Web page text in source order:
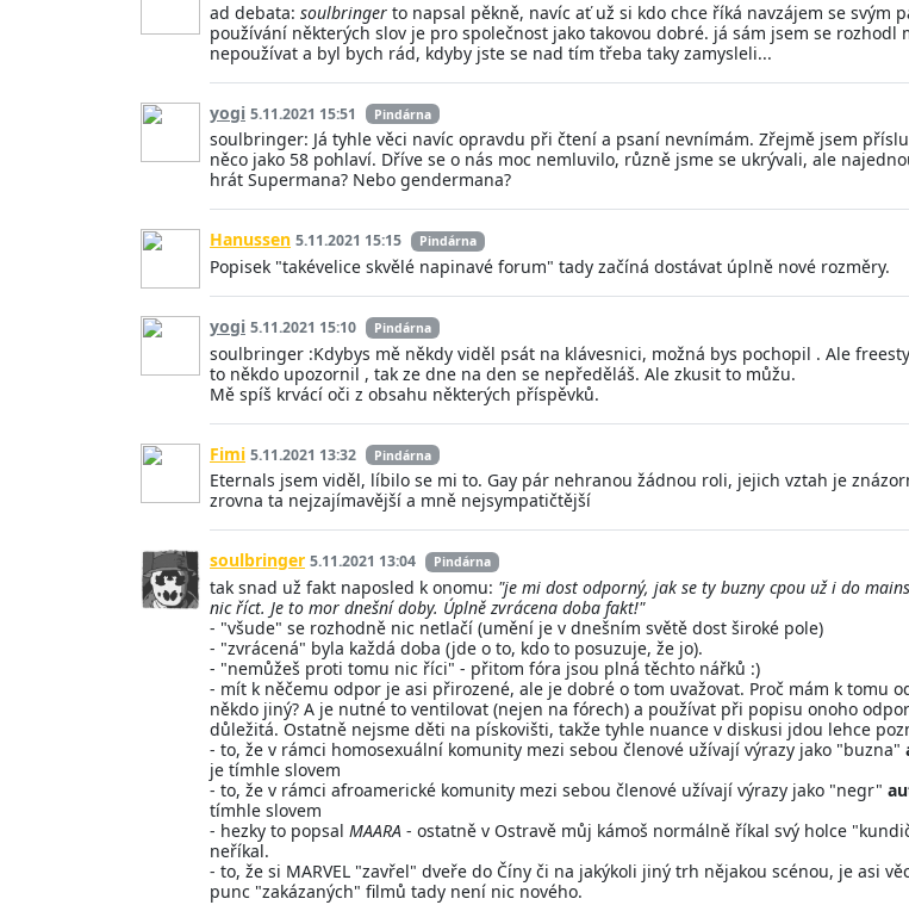
ad debata: soulbringer to napsal pěkně, navíc ať už si kdo chce říká navzájem se
používání některých slov je pro společnost jako takovou dobré. já sám jsem se
nepoužívat a byl bych rád, kdyby jste se nad tím třeba taky zamysleli...
yogi 5.11.2021 15:51 Pindárna
soulbringer: Já tyhle věci navíc opravdu při čtení a psaní nevnímám. Zřejmě jsem
něco jako 58 pohlaví. Dříve se o nás moc nemluvilo, různě jsme se ukrývali, ale
hrát Supermana? Nebo gendermana?
Hanussen 5.11.2021 15:15 Pindárna
Popisek "takévelice skvělé napinavé forum" tady začíná dostávat úplně nové rozměry.
yogi 5.11.2021 15:10 Pindárna
soulbringer :Kdybys mě někdy viděl psát na klávesnici, možná bys pochopil . Ale
to někdo upozornil , tak ze dne na den se nepředěláš. Ale zkusit to můžu.
Mě spíš krvácí oči z obsahu některých příspěvků.
Fimi 5.11.2021 13:32 Pindárna
Eternals jsem viděl, líbilo se mi to. Gay pár nehranou žádnou roli, jejich vztah je
zrovna ta nejzajímavější a mně nejsympatičtější
soulbringer 5.11.2021 13:04 Pindárna
tak snad už fakt naposled k onomu: "je mi dost odporný, jak se ty buzny cpou už i do
nic říct. Je to mor dnešní doby. Úplně zvrácena doba fakt!"
- "všude" se rozhodně nic netlačí (umění je v dnešním světě dost široké pole)
- "zvrácená" byla každá doba (jde o to, kdo to posuzuje, že jo).
- "nemůžeš proti tomu nic říci" - přitom fóra jsou plná těchto nářků :)
- mít k něčemu odpor je asi přirozené, ale je dobré o tom uvažovat. Proč mám k tomu
někdo jiný? A je nutné to ventilovat (nejen na fórech) a používat při popisu onoho
důležitá. Ostatně nejsme děti na pískovišti, takže tyhle nuance v diskusi jdou lehce
- to, že v rámci homosexuální komunity mezi sebou členové užívají výrazy jako "buzna"
je tímhle slovem
- to, že v rámci afroamerické komunity mezi sebou členové užívají výrazy jako "negr"
tímhle slovem
- hezky to popsal MAARA - ostatně v Ostravě můj kámoš normálně říkal svý holce
neříkal.
- to, že si MARVEL "zavřel" dveře do Číny či na jakýkoli jiný trh nějakou scénou, je asi
punc "zakázaných" filmů tady není nic nového.